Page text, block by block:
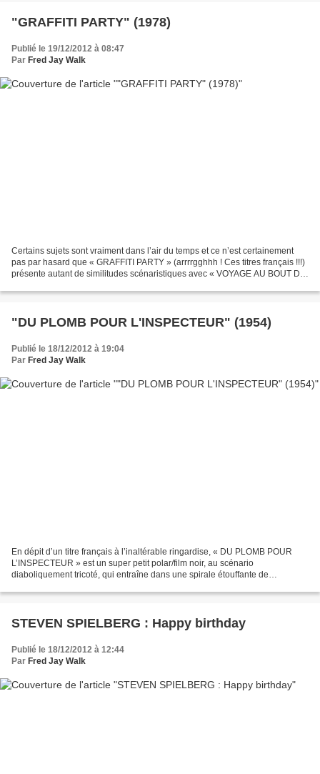
"GRAFFITI PARTY" (1978)
Publié le 19/12/2012 à 08:47
Par Fred Jay Walk
Certains sujets sont vraiment dans l’air du temps et ce n’est certainement
pas par hasard que « GRAFFITI PARTY » (arrrrgghhh ! Ces titres français !!!)
présente autant de similitudes scénaristiques avec « VOYAGE AU BOUT DE
"DU PLOMB POUR L'INSPECTEUR" (1954)
Publié le 18/12/2012 à 19:04
Par Fred Jay Walk
En dépit d’un titre français à l’inaltérable ringardise, « DU PLOMB POUR
L’INSPECTEUR » est un super petit polar/film noir, au scénario
diaboliquement tricoté, qui entraîne dans une spirale étouffante de
STEVEN SPIELBERG : Happy birthday
Publié le 18/12/2012 à 12:44
Par Fred Jay Walk